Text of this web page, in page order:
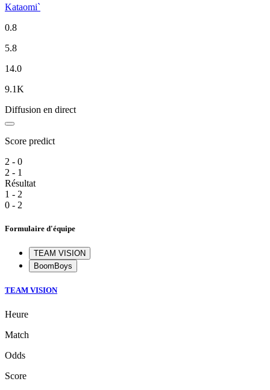
Kataomi`
0.8
5.8
14.0
9.1K
Diffusion en direct
Score predict
2 - 0
2 - 1
Résultat
1 - 2
0 - 2
Formulaire d'équipe
TEAM VISION
BoomBoys
TEAM VISION
Heure
Match
Odds
Score